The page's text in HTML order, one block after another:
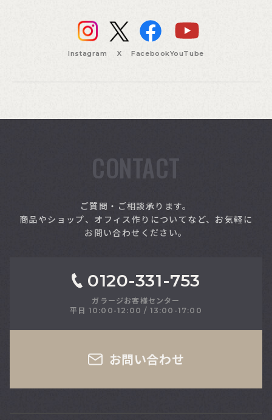
Instagram X FacebookYouTube
CONTACT
ご質問・ご相談承ります。
商品やショップ、オフィス作りについてなど、お気軽に
お問い合わせください。
0120-331-753
ガラージお客様センター
平日 10:00-12:00 / 13:00-17:00
お問い合わせ